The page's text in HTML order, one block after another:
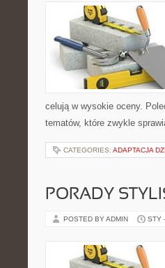
celują w wysokie oceny.
tematów, które zwykle
CATEGORIES: ADAPTACJA
PORADY
POSTED BY ADMIN STY